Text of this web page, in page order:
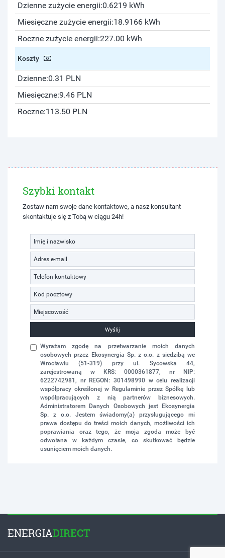
Dzienne zużycie energii:0.6219 kWh
Miesięczne zużycie energii:18.9166 kWh
Roczne zużycie energii:227.00 kWh
Koszty
Dzienne:0.31 PLN
Miesięczne:9.46 PLN
Roczne:113.50 PLN
Szybki kontakt
Zostaw nam swoje dane kontaktowe, a nasz konsultant
skontaktuje się z Tobą w ciągu 24h!
Wyślij
Wyrażam zgodę na przetwarzanie moich danych
osobowych przez Ekosynergia Sp. z o.o. z siedzibą we
Wrocławiu (51-319) przy ul. Sycowska 44,
zarejestrowaną w KRS: 0000361877, nr NIP:
6222742981, nr REGON: 301498990 w celu realizacji
współpracy określonej w Regulaminie przez Spółkę lub
współpracujących z nią partnerów biznesowych.
Administratorem Danych Osobowych jest Ekosynergia
Sp. z o.o. Jestem świadomy(a) przysługującego mi
prawa dostępu do treści moich danych, możliwości ich
poprawiania oraz tego, że moja zgoda może być
odwołana w każdym czasie, co skutkować będzie
usunięciem moich danych.
ENERGIADIRECT